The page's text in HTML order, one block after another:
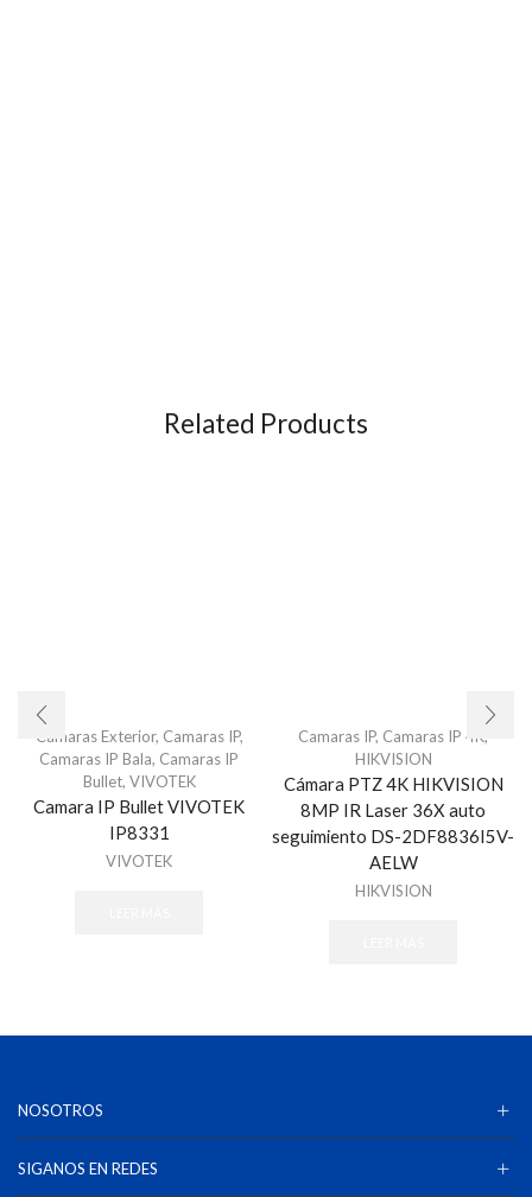
Related Products
Camaras Exterior, Camaras IP,
Camaras IP Bala, Camaras IP
Bullet, VIVOTEK
Camara IP Bullet VIVOTEK
IP8331
VIVOTEK
Camaras IP, Camaras IP 4K,
HIKVISION
Cámara PTZ 4K HIKVISION
8MP IR Laser 36X auto
seguimiento DS-2DF8836I5V-
AELW
HIKVISION
NOSOTROS
SIGANOS EN REDES